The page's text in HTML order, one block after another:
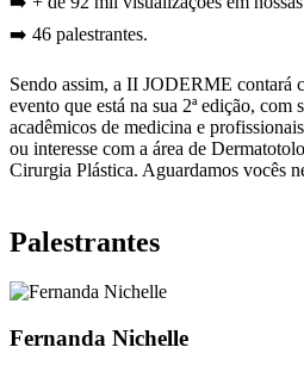
➡️ 46 palestrantes.
Sendo assim, a II JODERME contará
evento que está na sua 2ª edição, com
acadêmicos de medicina e
ou interesse com a área de
Cirurgia Plástica. Aguardamos vocês
Palestrantes
Fernanda Nichelle